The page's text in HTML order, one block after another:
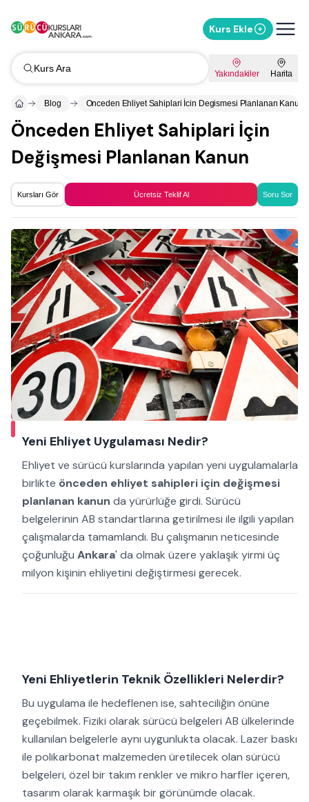
Kurs Ekle
Kurs Ara Yakındakiler Harita
Blog Onceden Ehliyet Sahiplari İcin Degismesi Planlanan Kanun
Önceden Ehliyet Sahiplari İçin
Değişmesi Planlanan Kanun
Kursları Gör Ücretsiz Teklif Al Soru Sor
Yeni Ehliyet Uygulaması Nedir?
Ehliyet ve sürücü kurslarında yapılan yeni uygulamalarla
birlikte önceden ehliyet sahipleri için değişmesi
planlanan kanun da yürürlüğe girdi. Sürücü
belgelerinin AB standartlarına getirilmesi ile ilgili yapılan
çalışmalarda tamamlandı. Bu çalışmanın neticesinde
çoğunluğu Ankara' da olmak üzere yaklaşık yirmi üç
milyon kişinin ehliyetini değiştirmesi gerecek.
Yeni Ehliyetlerin Teknik Özellikleri Nelerdir?
Bu uygulama ile hedeflenen ise, sahteciliğin önüne
geçebilmek. Fiziki olarak sürücü belgeleri AB ülkelerinde
kullanılan belgelerle aynı uygunlukta olacak. Lazer baskı
ile polikarbonat malzemeden üretilecek olan sürücü
belgeleri, özel bir takım renkler ve mikro harfler içeren,
tasarım olarak karmaşık bir görünümde olacak.